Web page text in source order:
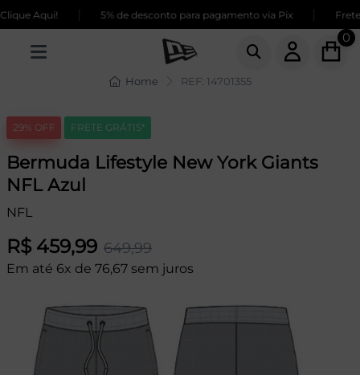
Aqui! 5% de desconto para pagamento via Pix Frete
0
Home REF: 14701355
29% OFF FRETE GRÁTIS*
Bermuda Lifestyle New York Giants
NFL Azul
NFL
R$ 459,99 649,99
Em até 6x de 76,67 sem juros